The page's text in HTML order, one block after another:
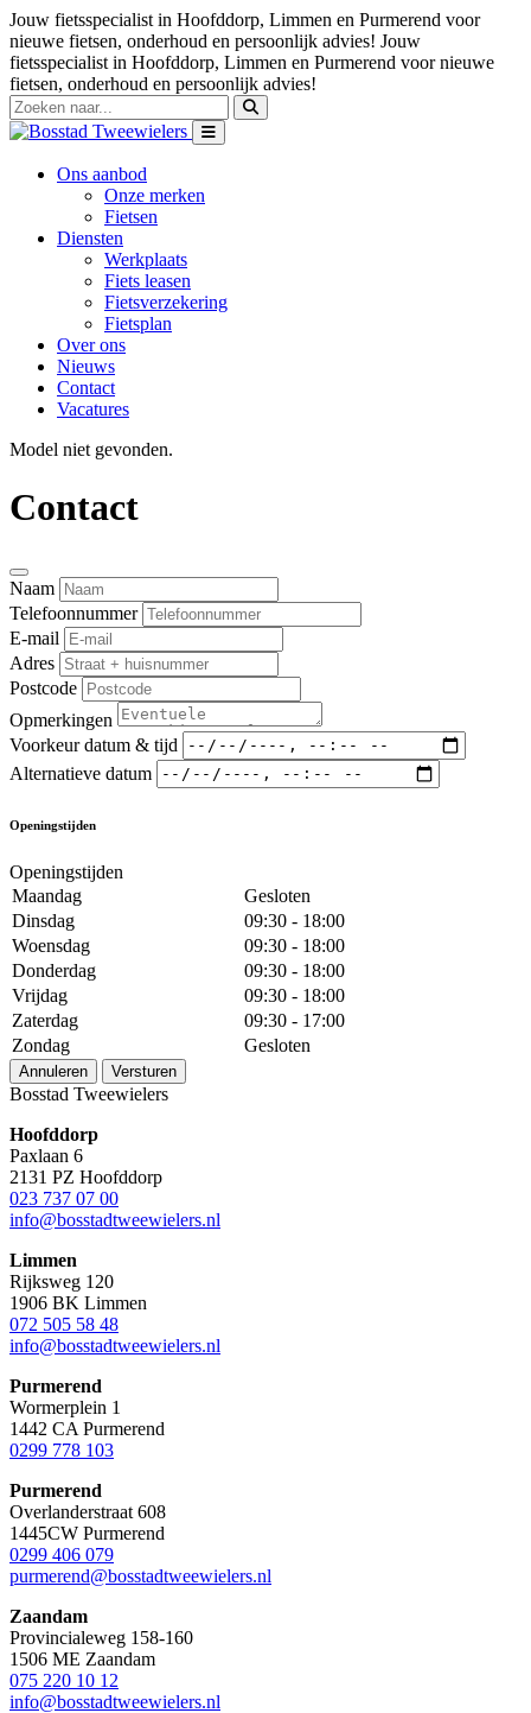
Jouw fietsspecialist in Hoofddorp, Limmen en Purmerend voor
nieuwe fietsen, onderhoud en persoonlijk advies! Jouw
fietsspecialist in Hoofddorp, Limmen en Purmerend voor nieuwe
fietsen, onderhoud en persoonlijk advies!
Ons aanbod
Onze merken
Fietsen
Diensten
Werkplaats
Fiets leasen
Fietsverzekering
Fietsplan
Over ons
Nieuws
Contact
Vacatures
Model niet gevonden.
Contact
Naam
Telefoonnummer
E-mail
Adres
Postcode
Opmerkingen
Voorkeur datum & tijd
Alternatieve datum
Openingstijden
Openingstijden
Maandag
Gesloten
Dinsdag
09:30 - 18:00
Woensdag
09:30 - 18:00
Donderdag
09:30 - 18:00
Vrijdag
09:30 - 18:00
Zaterdag
09:30 - 17:00
Zondag
Gesloten
Annuleren Versturen
Bosstad Tweewielers
Hoofddorp
Paxlaan 6
2131 PZ Hoofddorp
023 737 07 00
info@bosstadtweewielers.nl
Limmen
Rijksweg 120
1906 BK Limmen
072 505 58 48
info@bosstadtweewielers.nl
Purmerend
Wormerplein 1
1442 CA Purmerend
0299 778 103
Purmerend
Overlanderstraat 608
1445CW Purmerend
0299 406 079
purmerend@bosstadtweewielers.nl
Zaandam
Provincialeweg 158-160
1506 ME Zaandam
075 220 10 12
info@bosstadtweewielers.nl